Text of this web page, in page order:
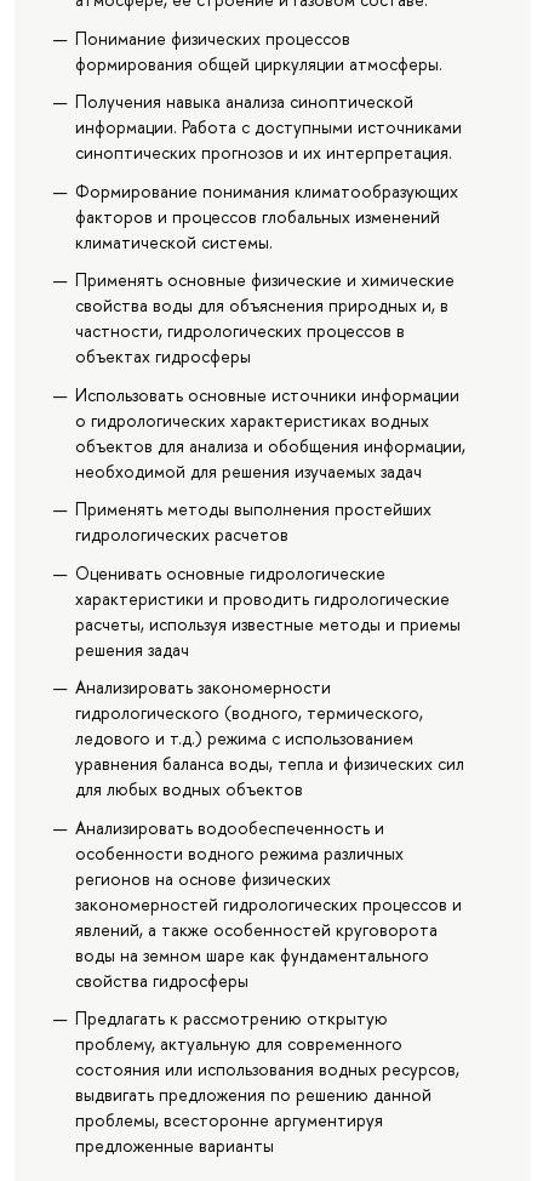
Понимание физических процессов
формирования общей циркуляции атмосферы.
Получения навыка анализа синоптической
информации. Работа с доступными источниками
синоптических прогнозов и их интерпретация.
Формирование понимания климатообразующих
факторов и процессов глобальных изменений
климатической системы.
Применять основные физические и химические
свойства воды для объяснения природных и, в
частности, гидрологических процессов в
объектах гидросферы
Использовать основные источники информации
о гидрологических характеристиках водных
объектов для анализа и обобщения информации,
необходимой для решения изучаемых задач
Применять методы выполнения простейших
гидрологических расчетов
Оценивать основные гидрологические
характеристики и проводить гидрологические
расчеты, используя известные методы и приемы
решения задач
Анализировать закономерности
гидрологического (водного, термического,
ледового и т.д.) режима с использованием
уравнения баланса воды, тепла и физических сил
для любых водных объектов
Анализировать водообеспеченность и
особенности водного режима различных
регионов на основе физических
закономерностей гидрологических процессов и
явлений, а также особенностей круговорота
воды на земном шаре как фундаментального
свойства гидросферы
Предлагать к рассмотрению открытую
проблему, актуальную для современного
состояния или использования водных ресурсов,
выдвигать предложения по решению данной
проблемы, всесторонне аргументируя
предложенные варианты